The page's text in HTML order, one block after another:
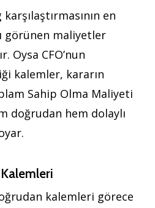
en
görünen maliyetler
Oysa CFO’nun
kalemler, kararın
Sahip Olma Maliyeti
doğrudan hem dolaylı
kalemleri görece